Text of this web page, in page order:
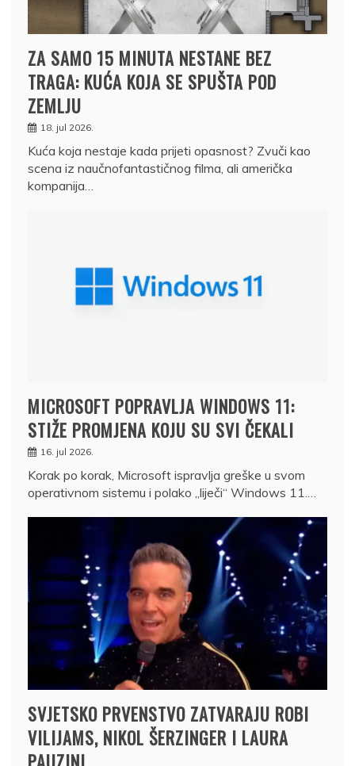
ZA SAMO 15 MINUTA NESTANE BEZ
TRAGA: KUĆA KOJA SE SPUŠTA POD
ZEMLJU
18. jul 2026.
Kuća koja nestaje kada prijeti opasnost? Zvuči kao
scena iz naučnofantastičnog filma, ali američka
kompanija…
MICROSOFT POPRAVLJA WINDOWS 11:
STIŽE PROMJENA KOJU SU SVI ČEKALI
16. jul 2026.
Korak po korak, Microsoft ispravlja greške u svom
operativnom sistemu i polako „liječi“ Windows 11.…
SVJETSKO PRVENSTVO ZATVARAJU ROBI
VILIJAMS, NIKOL ŠERZINGER I LAURA